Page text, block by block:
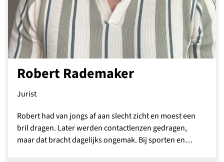
Robert Rademaker
Jurist
Robert had van jongs af aan slecht zicht en moest een
bril dragen. Later werden contactlenzen gedragen,
maar dat bracht dagelijks ongemak. Bij sporten en…